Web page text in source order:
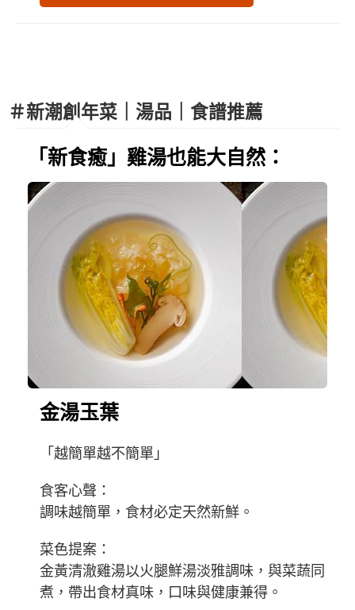
＃新潮創年菜｜湯品｜食譜推薦
「新食癒」雞湯也能大自然：
金湯玉葉
「越簡單越不簡單」
食客心聲：
調味越簡單，食材必定天然新鮮。
菜色提案：
金黃清澈雞湯以火腿鮮湯淡雅調味，與菜蔬同
煮，帶出食材真味，口味與健康兼得。